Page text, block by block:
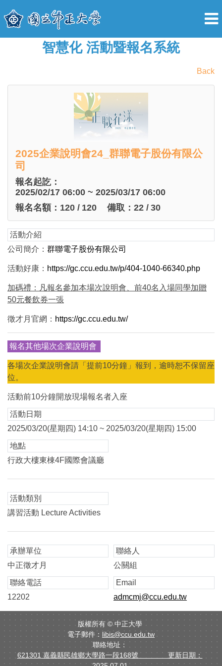
智慧化 活動暨報名系統
Back
2025企業說明會24_群聯電子股份有限公
司
報名起訖：
2025/02/17 06:00 ~ 2025/03/17 06:00
報名名額： 120 / 120 備取： 22 / 30
活動介紹
公司簡介： 群聯電子股份有限公司
活動好康： https://gc.ccu.edu.tw/p/404-1040-66340.php
加碼禮：凡報名參加本場次說明會、前40名入場同學加贈
50元餐飲券一張
徵才月官網： https://gc.ccu.edu.tw/
報名其他場次企業說明會
各場次企業說明會請「提前10分鐘」報到，逾時恕不保留座
位。
活動前10分鐘開放現場報名者入座
活動日期
2025/03/20(星期四) 14:10 ~ 2025/03/20(星期四) 15:00
地點
行政大樓東棟4F國際會議廳
活動類別
講習活動 Lecture Activities
承辦單位
中正徵才月
聯絡人
公關組
聯絡電話
12202
Email
admcmj@ccu.edu.tw
版權所有 © 中正大學
電子郵件： libis@ccu.edu.tw
聯絡地址：
621301 嘉義縣民雄鄉大學路一段168號 更新日期：